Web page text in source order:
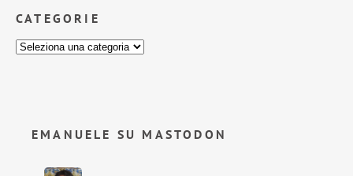
CATEGORIE
EMANUELE SU MASTODON